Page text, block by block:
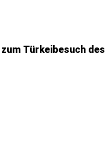
Türkeibesuch des